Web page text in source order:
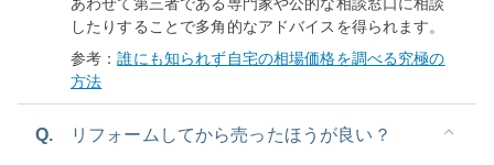
したりすることで多角的なアドバイスを得られます。
参考：誰にも知られず自宅の相場価格を調べる究極の
方法
Q. リフォームしてから売ったほうが良い？